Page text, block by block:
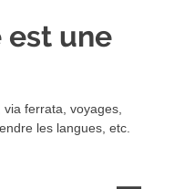
est une
ferrata, voyages,
les langues, etc.